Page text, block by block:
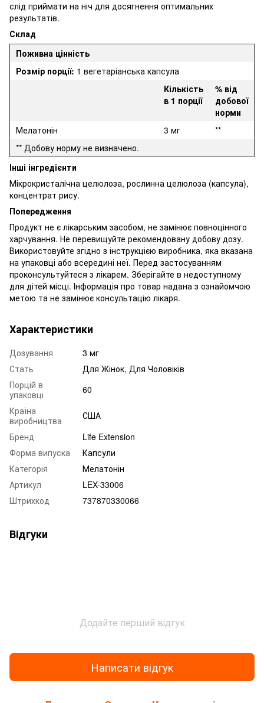
слід приймати на ніч для досягнення оптимальних
результатів.
Склад
Поживна цінність
Розмір порції: 1 вегетаріанська капсула
Кількість
в 1 порції
% від
добової
норми
Мелатонін
3 мг
**
** Добову норму не визначено.
Інші інгредієнти
Мікрокристалічна целюлоза, рослинна целюлоза (капсула),
концентрат рису.
Попередження
Продукт не є лікарським засобом, не замінює повноцінного
харчування. Не перевищуйте рекомендовану добову дозу.
Використовуйте згідно з інструкцією виробника, яка вказана
на упаковці або всередині неї. Перед застосуванням
проконсультуйтеся з лікарем. Зберігайте в недоступному
для дітей місці. Інформація про товар надана з ознайомчою
метою та не замінює консультацію лікаря.
Характеристики
Дозування
3 мг
Стать
Для Жінок, Для Чоловіків
Порцій в
упаковці
60
Країна
виробництва
США
Бренд
Life Extension
Форма випуска
Капсули
Категорія
Мелатонін
Артикул
LEX-33006
Штрихкод
737870330066
Відгуки
Додайте перший відгук
Написати відгук